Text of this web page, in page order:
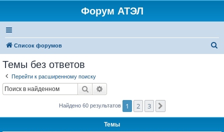
Форум АТЭЛ
Список форумов
Темы без ответов
Перейти к расширенному поиску
Поиск
Найдено 60 результатов 1 2 3
Темы